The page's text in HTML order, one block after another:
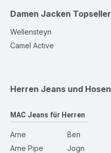
Damen Jacken Topseller
Wellensteyn
Camel Active
Herren Jeans und Hosen
MAC Jeans für Herren
Arne
Arne Pipe
Ben
Jogn